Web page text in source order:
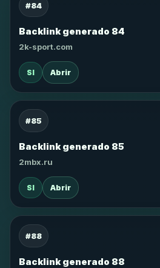
#84
Backlink generado 84
2k-sport.com
SI Abrir
#85
Backlink generado 85
2mbx.ru
SI Abrir
#88
Backlink generado 88